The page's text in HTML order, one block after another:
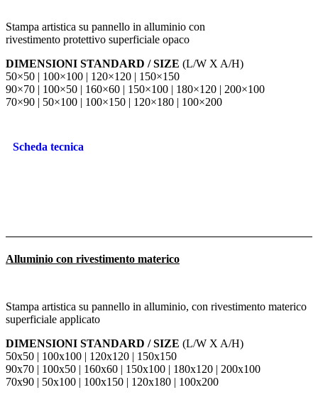
Stampa artistica su pannello in alluminio con
rivestimento protettivo superficiale opaco
DIMENSIONI STANDARD / SIZE (L/W X A/H)
50×50 | 100×100 | 120×120 | 150×150
90×70 | 100×50 | 160×60 | 150×100 | 180×120 | 200×100
70×90 | 50×100 | 100×150 | 120×180 | 100×200
Scheda tecnica
Alluminio con rivestimento materico
Stampa artistica su pannello in alluminio, con rivestimento materico
superficiale applicato
DIMENSIONI STANDARD / SIZE (L/W X A/H)
50x50 | 100x100 | 120x120 | 150x150
90x70 | 100x50 | 160x60 | 150x100 | 180x120 | 200x100
70x90 | 50x100 | 100x150 | 120x180 | 100x200